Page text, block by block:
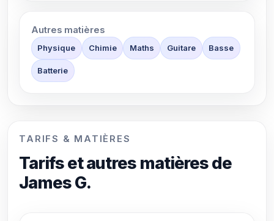
Autres matières
Physique Chimie Maths Guitare Basse
Batterie
TARIFS & MATIÈRES
Tarifs et autres matières de
James G.